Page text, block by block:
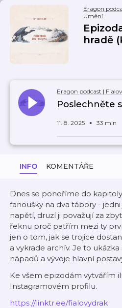
Eragon
Umění
hradě
Eragon podcast |
Poslechněte
11. 8. 2025 33 min
INFO KOMENTÁŘE
Dnes se ponoříme do
fanoušky na dva tábory -
napětí, druzí ji považují za
řeknu proč patřím mezi ty
jen o tom, jak se trojice
a vykrade archív. Je to
nápadů a vývoje hlavní
Ke všem epizodám vytvářím
Instagramovém profilu.
⁠⁠⁠⁠⁠⁠⁠⁠⁠⁠⁠⁠⁠⁠⁠⁠⁠⁠⁠⁠⁠⁠https://linktr.ee/fialovydrak